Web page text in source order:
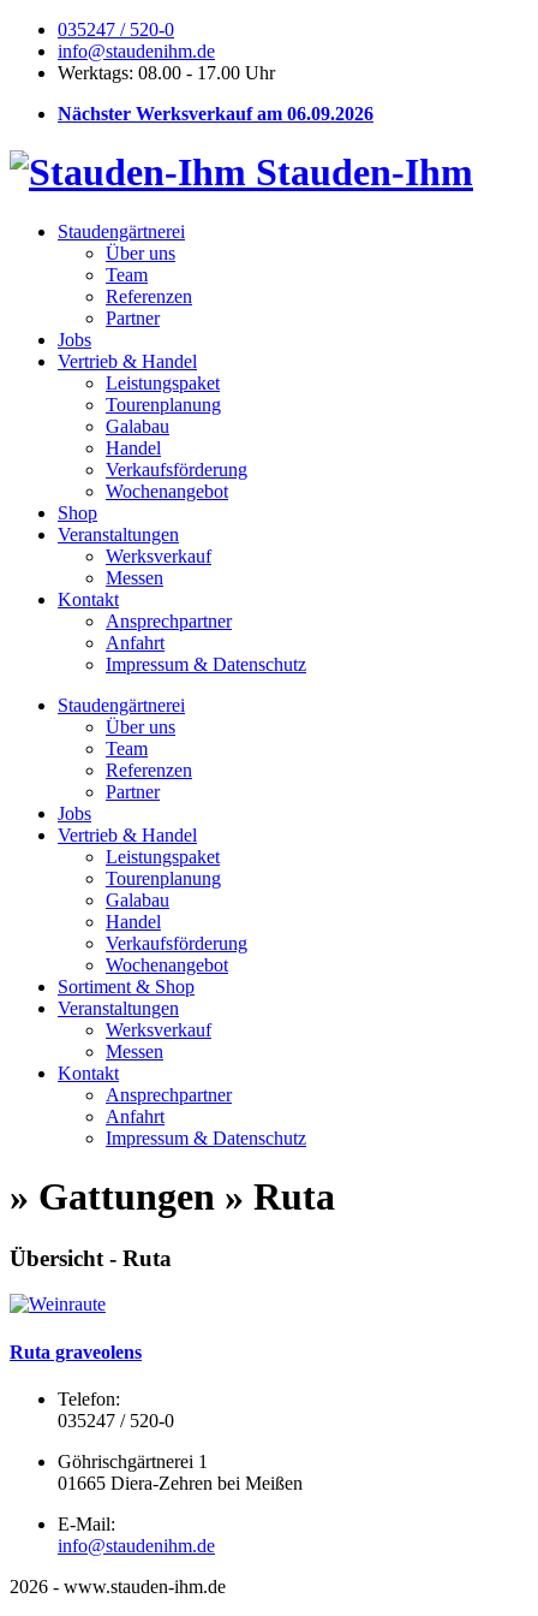
035247 / 520-0
info@staudenihm.de
Werktags: 08.00 - 17.00 Uhr
Nächster Werksverkauf am 06.09.2026
Stauden-Ihm
Staudengärtnerei
Über uns
Team
Referenzen
Partner
Jobs
Vertrieb & Handel
Leistungspaket
Tourenplanung
Galabau
Handel
Verkaufsförderung
Wochenangebot
Shop
Veranstaltungen
Werksverkauf
Messen
Kontakt
Ansprechpartner
Anfahrt
Impressum & Datenschutz
Staudengärtnerei
Über uns
Team
Referenzen
Partner
Jobs
Vertrieb & Handel
Leistungspaket
Tourenplanung
Galabau
Handel
Verkaufsförderung
Wochenangebot
Sortiment & Shop
Veranstaltungen
Werksverkauf
Messen
Kontakt
Ansprechpartner
Anfahrt
Impressum & Datenschutz
» Gattungen » Ruta
Übersicht - Ruta
Ruta graveolens
Telefon:
035247 / 520-0
Göhrischgärtnerei 1
01665 Diera-Zehren bei Meißen
E-Mail:
info@staudenihm.de
2026 - www.stauden-ihm.de